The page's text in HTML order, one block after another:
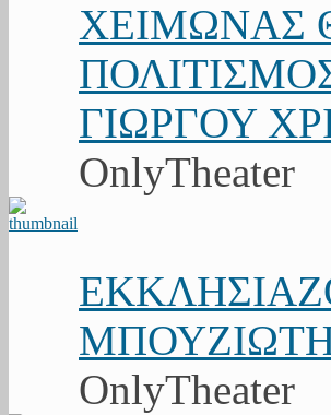
ΧΕΙΜΩΝΑΣ
ΓΙΩΡΓΟΥ
OnlyTheater
OnlyTheater